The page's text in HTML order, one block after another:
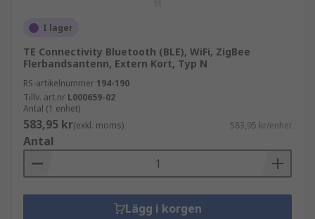
I lager
TE Connectivity Bluetooth (BLE), WiFi, ZigBee
Flerbandsantenn, Extern Kort, Typ N
RS-artikelnummer 194-190
Tillv. art.nr L000659-02
Antal (1 enhet)
583,95 kr(exkl. moms) 583,95 kr/enhet
Antal
Lägg i korgen